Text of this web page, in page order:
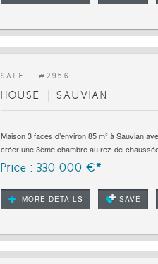
SALE - # 2956
HOUSE SAUVIAN
Maison 3 faces d’environ 85 m² à Sauvian
créer une 3ème chambre au rez-de-
Price : 330 000 €*
MORE DETAILS SAVE